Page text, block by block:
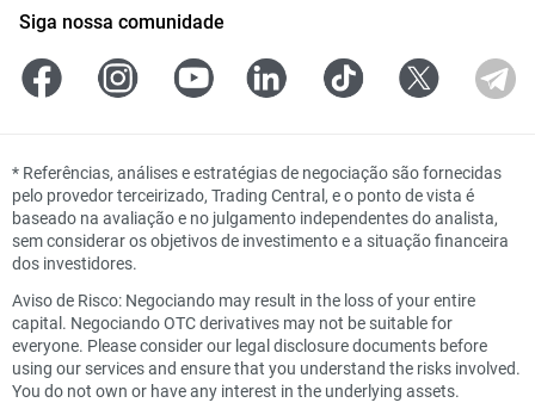
Siga nossa comunidade
* Referências, análises e estratégias de negociação são fornecidas
pelo provedor terceirizado, Trading Central, e o ponto de vista é
baseado na avaliação e no julgamento independentes do analista,
sem considerar os objetivos de investimento e a situação financeira
dos investidores.
Aviso de Risco: Negociando may result in the loss of your entire
capital. Negociando OTC derivatives may not be suitable for
everyone. Please consider our legal disclosure documents before
using our services and ensure that you understand the risks involved.
You do not own or have any interest in the underlying assets.